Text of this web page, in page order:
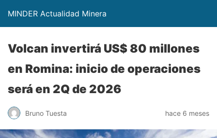
MINDER Actualidad Minera
Volcan invertirá US$ 80 millones
en Romina: inicio de operaciones
será en 2Q de 2026
Bruno Tuesta hace 6 meses